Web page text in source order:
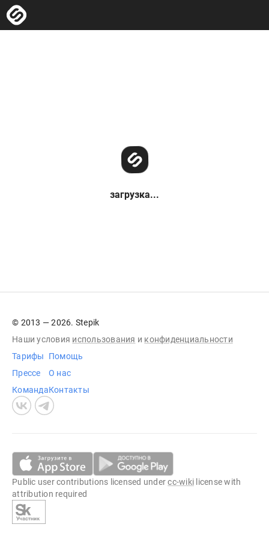
загрузка...
© 2013 — 2026. Stepik
Наши условия использования и конфиденциальности
Тарифы
Прессе
Команда
Помощь
О нас
Контакты
Public user contributions licensed undercc-wiki license with
attribution required